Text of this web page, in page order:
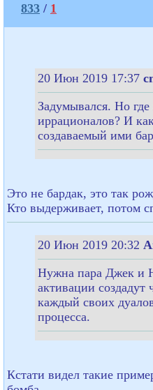
833 / 1
20 Июн 2019 17:37
Задумывался. Но
иррационалов? И
создаваемый ими
Это не бардак, это так
Кто выдерживает, потом
20 Июн 2019 20:32
Нужна пара Джек и
активации создадут
каждый своих
процесса.
Кстати видел такие